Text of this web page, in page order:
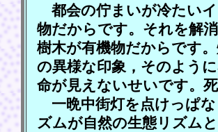
都会の佇まいが冷たい
物だからです。それを解
樹木が有機物だからです
の異様な印象，そのよう
命が見えないせいです。
一晩中街灯を点けっぱ
ズムが自然の生態リズム